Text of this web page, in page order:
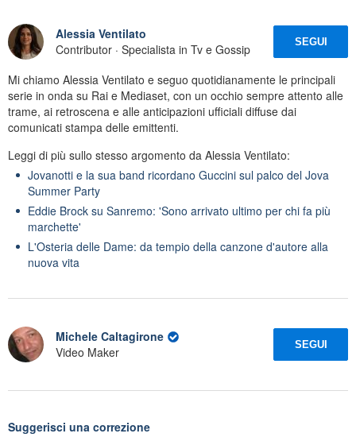
Alessia Ventilato
Contributor · Specialista in Tv e Gossip
SEGUI
Mi chiamo Alessia Ventilato e seguo quotidianamente le principali
serie in onda su Rai e Mediaset, con un occhio sempre attento alle
trame, ai retroscena e alle anticipazioni ufficiali diffuse dai
comunicati stampa delle emittenti.
Leggi di più sullo stesso argomento da Alessia Ventilato:
Jovanotti e la sua band ricordano Guccini sul palco del Jova
Summer Party
Eddie Brock su Sanremo: 'Sono arrivato ultimo per chi fa più
marchette'
L'Osteria delle Dame: da tempio della canzone d'autore alla
nuova vita
Michele Caltagirone
Video Maker
SEGUI
Suggerisci una correzione